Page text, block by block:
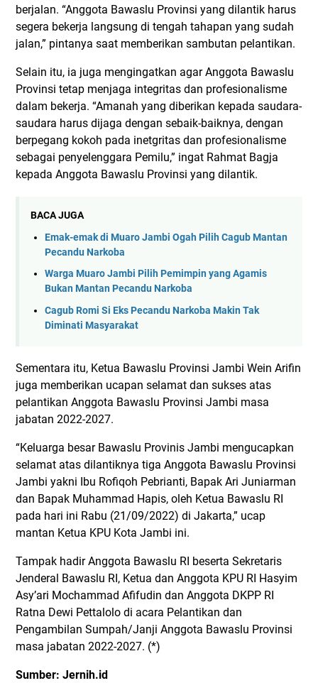
berjalan. “Anggota Bawaslu Provinsi yang dilantik harus
segera bekerja langsung di tengah tahapan yang sudah
jalan,” pintanya saat memberikan sambutan pelantikan.
Selain itu, ia juga mengingatkan agar Anggota Bawaslu
Provinsi tetap menjaga integritas dan profesionalisme
dalam bekerja. “Amanah yang diberikan kepada saudara-
saudara harus dijaga dengan sebaik-baiknya, dengan
berpegang kokoh pada inetgritas dan profesionalisme
sebagai penyelenggara Pemilu,” ingat Rahmat Bagja
kepada Anggota Bawaslu Provinsi yang dilantik.
BACA JUGA
Emak-emak di Muaro Jambi Ogah Pilih Cagub Mantan
Pecandu Narkoba
Warga Muaro Jambi Pilih Pemimpin yang Agamis
Bukan Mantan Pecandu Narkoba
Cagub Romi Si Eks Pecandu Narkoba Makin Tak
Diminati Masyarakat
Sementara itu, Ketua Bawaslu Provinsi Jambi Wein Arifin
juga memberikan ucapan selamat dan sukses atas
pelantikan Anggota Bawaslu Provinsi Jambi masa
jabatan 2022-2027.
“Keluarga besar Bawaslu Provinis Jambi mengucapkan
selamat atas dilantiknya tiga Anggota Bawaslu Provinsi
Jambi yakni Ibu Rofiqoh Pebrianti, Bapak Ari Juniarman
dan Bapak Muhammad Hapis, oleh Ketua Bawaslu RI
pada hari ini Rabu (21/09/2022) di Jakarta,” ucap
mantan Ketua KPU Kota Jambi ini.
Tampak hadir Anggota Bawaslu RI beserta Sekretaris
Jenderal Bawaslu RI, Ketua dan Anggota KPU RI Hasyim
Asy’ari Mochammad Afifudin dan Anggota DKPP RI
Ratna Dewi Pettalolo di acara Pelantikan dan
Pengambilan Sumpah/Janji Anggota Bawaslu Provinsi
masa jabatan 2022-2027. (*)
Sumber: Jernih.id